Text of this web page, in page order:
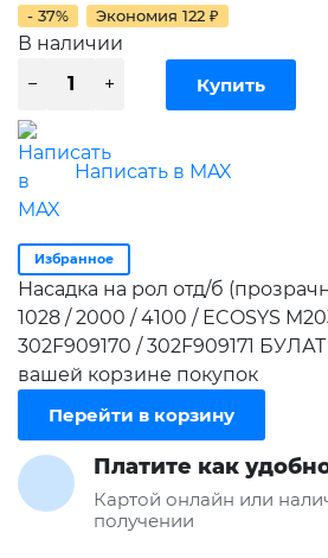
- 37%
Экономия 122 ₽
В наличии
Написать в MAX
Избранное
Насадка на рол отд/б
1028 / 2000 / 4100 / ECOSYS
302F909170 / 302F909171
вашей корзине покупок
Перейти в корзину
Платите как
Картой онлайн или
получении